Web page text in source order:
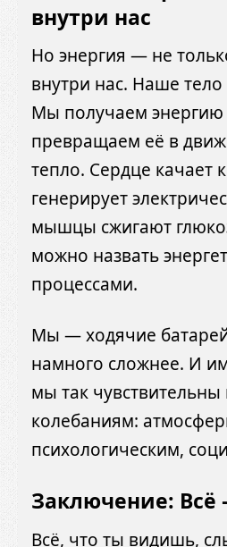
внутри нас
Но энергия — не
внутри нас. Наше
Мы получаем энергию
превращаем её в
тепло. Сердце качает
генерирует
мышцы сжигают
можно назвать
процессами.
Мы — ходячие
намного сложнее. И
мы так чувствительны
колебаниям:
психологическим,
Заключение: Всё
Всё, что ты видишь,